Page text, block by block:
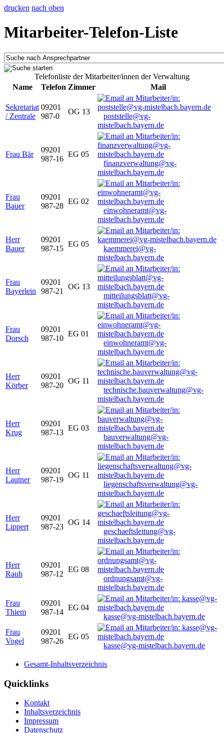
drucken nach oben
Mitarbeiter-Telefon-Liste
Telefonliste der Mitarbeiter/innen der Verwaltung
Name
Telefon Zimmer Mail
Sekretariat
/ Zentrale
09201
987-0
OG 13
poststelle@vg-
mistelbach.bayern.de
Frau Bär
09201
987-16
EG 05
finanzverwaltung@vg-
mistelbach.bayern.de
Frau
Bauer
09201
987-28
EG 02
einwohneramt@vg-
mistelbach.bayern.de
Herr
Bauer
09201
987-15
EG 05
kaemmerei@vg-
mistelbach.bayern.de
Frau
Bayerlein
09201
987-21
OG 13
mitteilungsblatt@vg-
mistelbach.bayern.de
Frau
Dorsch
09201
987-10
EG 01
einwohneramt@vg-
mistelbach.bayern.de
Herr
Körber
09201
987-20
OG 11
technische.bauverwaltung@vg-
mistelbach.bayern.de
Herr
Krug
09201
987-13
EG 03
bauverwaltung@vg-
mistelbach.bayern.de
Herr
Lautner
09201
987-19
OG 11
liegenschaftsverwaltung@vg-
mistelbach.bayern.de
Herr
Lippert
09201
987-23
OG 14
geschaeftsleitung@vg-
mistelbach.bayern.de
Herr
Rauh
09201
987-12
EG 08
ordnungsamt@vg-
mistelbach.bayern.de
Frau
Thiem
09201
987-14
EG 04
kasse@vg-mistelbach.bayern.de
Frau
Vogel
09201
987-26
EG 05
kasse@vg-mistelbach.bayern.de
Gesamt-Inhaltsverzeichnis
Quicklinks
Kontakt
Inhaltsverzeichnis
Impressum
Datenschutz